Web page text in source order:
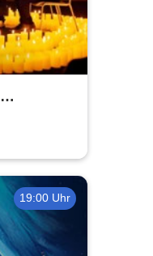
19:00 Uhr